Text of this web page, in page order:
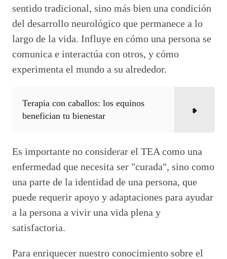
sentido tradicional, sino más bien una condición
del desarrollo neurológico que permanece a lo
largo de la vida. Influye en cómo una persona se
comunica e interactúa con otros, y cómo
experimenta el mundo a su alrededor.
Terapia con caballos: los equinos
benefician tu bienestar
Es importante no considerar el TEA como una
enfermedad que necesita ser "curada", sino como
una parte de la identidad de una persona, que
puede requerir apoyo y adaptaciones para ayudar
a la persona a vivir una vida plena y
satisfactoria.
Para enriquecer nuestro conocimiento sobre el